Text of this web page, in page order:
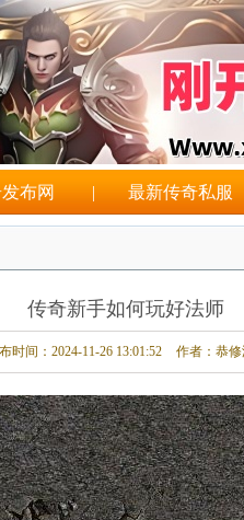
布网 | 最新传奇私服
传奇新手如何玩好法师
时间：2024-11-26 13:01:52 作者：恭